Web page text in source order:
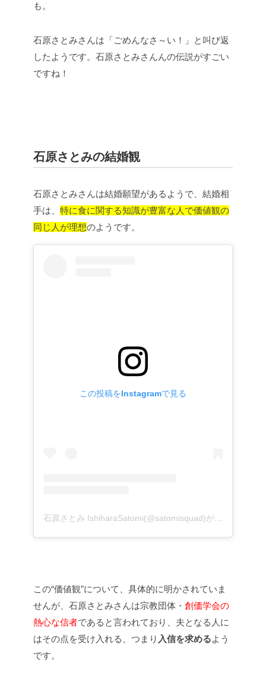
も。
石原さとみさんは「ごめんなさ～い！」と叫び返
したようです。石原さとみさんんの伝説がすごい
ですね！
石原さとみの結婚観
石原さとみさんは結婚願望があるようで、結婚相
手は、 特に食に関する知識が豊富な人で価値観の
同じ人が理想のようです。
この投稿をInstagramで見る
石原さとみ IshiharaSatomi(@satomisquad)がシェアした投稿
この“価値観”について、具体的に明かされていま
せんが、石原さとみさんは宗教団体・ 創価学会の
熱心な信者であると言われており、夫となる人に
はその点を受け入れる、つまり 入信を求めるよう
です。